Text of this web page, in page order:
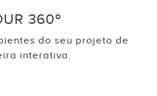
360º
do seu projeto de
interativa.